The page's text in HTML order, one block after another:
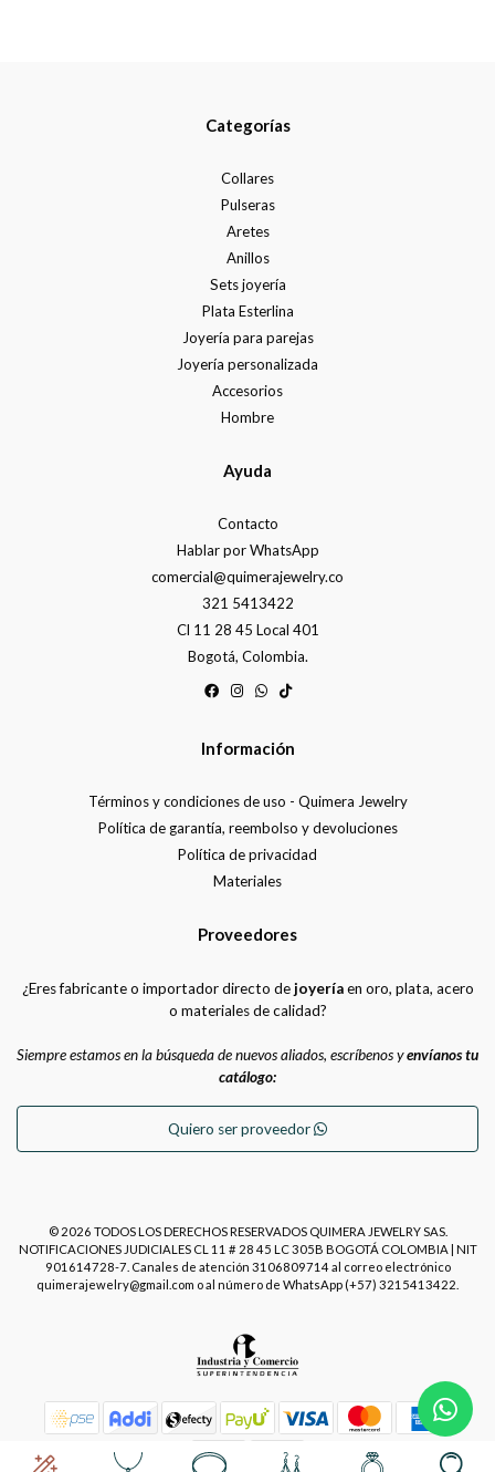
Categorías
Collares
Pulseras
Aretes
Anillos
Sets joyería
Plata Esterlina
Joyería para parejas
Joyería personalizada
Accesorios
Hombre
Ayuda
Contacto
Hablar por WhatsApp
comercial@quimerajewelry.co
321 5413422
Cl 11 28 45 Local 401
Bogotá, Colombia.
Información
Términos y condiciones de uso - Quimera Jewelry
Política de garantía, reembolso y devoluciones
Política de privacidad
Materiales
Proveedores
¿Eres fabricante o importador directo dejoyeríaen oro, plata, acero
o materiales de calidad?
Siempre estamos en la búsqueda de nuevos aliados, escríbenos yenvíanos tu
catálogo:
Quiero ser proveedor
© 2026 TODOS LOS DERECHOS RESERVADOS QUIMERA JEWELRY SAS.
NOTIFICACIONES JUDICIALES CL 11 # 28 45 LC 305B BOGOTÁ COLOMBIA | NIT
901614728-7. Canales de atención 3106809714 al correo electrónico
quimerajewelry@gmail.com o al número de WhatsApp (+57) 3215413422.